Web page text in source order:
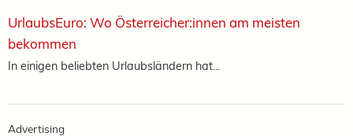
UrlaubsEuro: Wo Österreicher:innen am meisten
bekommen
In einigen beliebten Urlaubsländern hat...
Advertising